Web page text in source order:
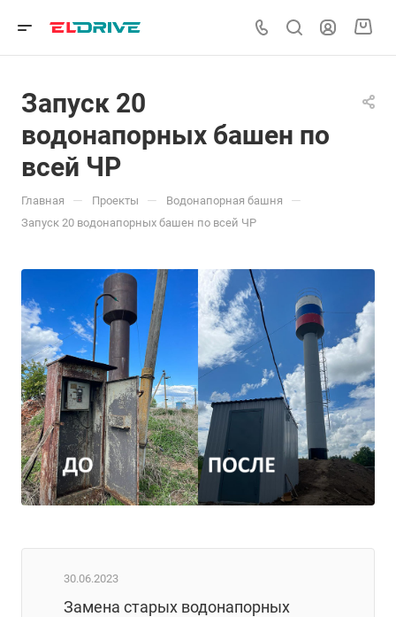
Запуск 20
водонапорных башен по
всей ЧР
Главная — Проекты — Водонапорная башня —
Запуск 20 водонапорных башен по всей ЧР
30.06.2023
Замена старых водонапорных